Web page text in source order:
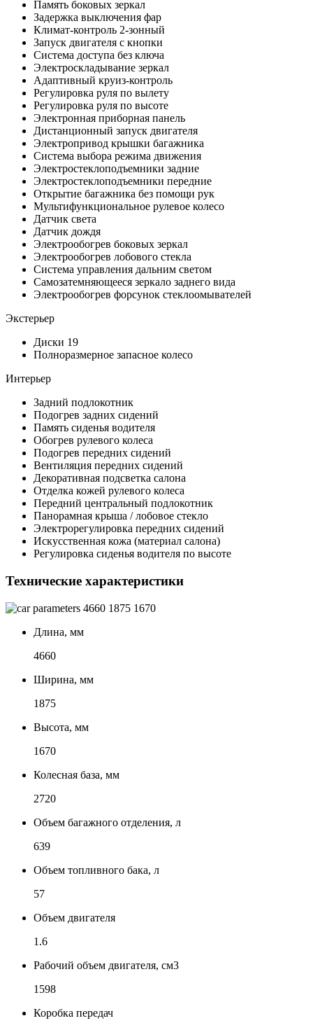
Память боковых зеркал
Задержка выключения фар
Климат-контроль 2-зонный
Запуск двигателя с кнопки
Система доступа без ключа
Электроскладывание зеркал
Адаптивный круиз-контроль
Регулировка руля по вылету
Регулировка руля по высоте
Электронная приборная панель
Дистанционный запуск двигателя
Электропривод крышки багажника
Система выбора режима движения
Электростеклоподъемники задние
Электростеклоподъемники передние
Открытие багажника без помощи рук
Мультифункциональное рулевое колесо
Датчик света
Датчик дождя
Электрообогрев боковых зеркал
Электрообогрев лобового стекла
Система управления дальним светом
Самозатемняющееся зеркало заднего вида
Электрообогрев форсунок стеклоомывателей
Экстерьер
Диски 19
Полноразмерное запасное колесо
Интерьер
Задний подлокотник
Подогрев задних сидений
Память сиденья водителя
Обогрев рулевого колеса
Подогрев передних сидений
Вентиляция передних сидений
Декоративная подсветка салона
Отделка кожей рулевого колеса
Передний центральный подлокотник
Панорамная крыша / лобовое стекло
Электрорегулировка передних сидений
Искусственная кожа (материал салона)
Регулировка сиденья водителя по высоте
Технические характеристики
4660 1875 1670
Длина, мм
4660
Ширина, мм
1875
Высота, мм
1670
Колесная база, мм
2720
Объем багажного отделения, л
639
Объем топливного бака, л
57
Объем двигателя
1.6
Рабочий объем двигателя, см3
1598
Коробка передач